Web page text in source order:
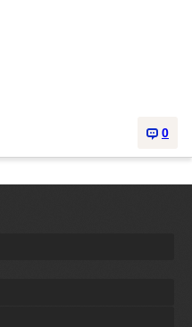
0